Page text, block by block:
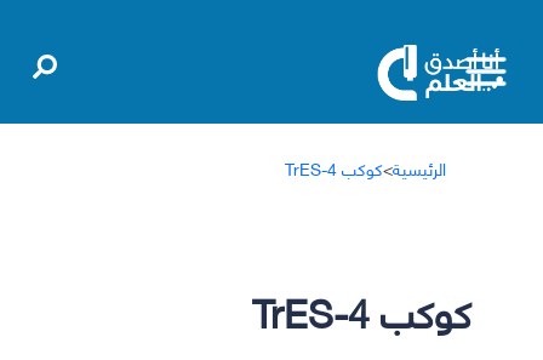
الرئيسية>كوكب TrES-4
كوكب TrES-4